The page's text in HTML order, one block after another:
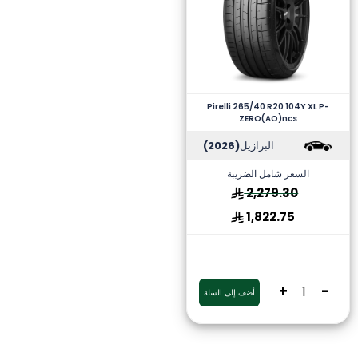
Pirelli 265/40 R20 104Y XL P-
ZERO(AO)ncs
البرازيل(2026)
السعر شامل الضريبة
2,279.30
1,822.75
-
+ أضف إلى السلة